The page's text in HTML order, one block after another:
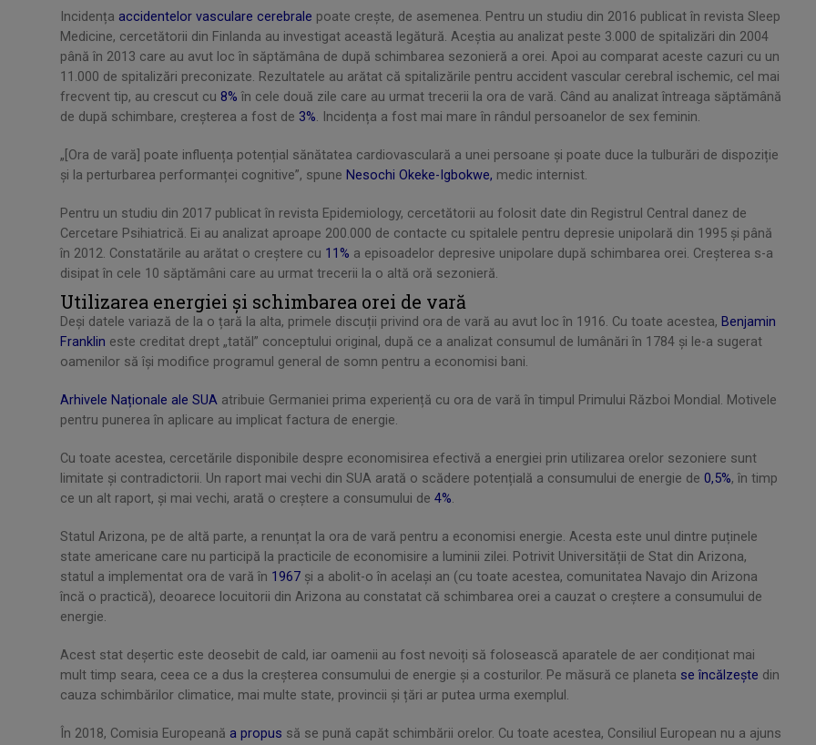
Incidența accidentelor vasculare cerebrale poate crește, de asemenea. Pentru un studiu din 2016 publicat în revista Sleep
Medicine, cercetătorii din Finlanda au investigat această legătură. Aceștia au analizat peste 3.000 de spitalizări din 2004
până în 2013 care au avut loc în săptămâna de după schimbarea sezonieră a orei. Apoi au comparat aceste cazuri cu un
11.000 de spitalizări preconizate. Rezultatele au arătat că spitalizările pentru accident vascular cerebral ischemic, cel mai
frecvent tip, au crescut cu 8% în cele două zile care au urmat trecerii la ora de vară. Când au analizat întreaga săptămână
de după schimbare, creșterea a fost de 3%. Incidența a fost mai mare în rândul persoanelor de sex feminin.
„[Ora de vară] poate influența potențial sănătatea cardiovasculară a unei persoane și poate duce la tulburări de dispoziție
și la perturbarea performanței cognitive”, spune Nesochi Okeke-Igbokwe, medic internist.
Pentru un studiu din 2017 publicat în revista Epidemiology, cercetătorii au folosit date din Registrul Central danez de
Cercetare Psihiatrică. Ei au analizat aproape 200.000 de contacte cu spitalele pentru depresie unipolară din 1995 și până
în 2012. Constatările au arătat o creștere cu 11% a episoadelor depresive unipolare după schimbarea orei. Creșterea s-a
disipat în cele 10 săptămâni care au urmat trecerii la o altă oră sezonieră.
Utilizarea energiei și schimbarea orei de vară
Deși datele variază de la o țară la alta, primele discuții privind ora de vară au avut loc în 1916. Cu toate acestea, Benjamin
Franklin este creditat drept „tatăl” conceptului original, după ce a analizat consumul de lumânări în 1784 și le-a sugerat
oamenilor să își modifice programul general de somn pentru a economisi bani.
Arhivele Naționale ale SUA atribuie Germaniei prima experiență cu ora de vară în timpul Primului Război Mondial. Motivele
pentru punerea în aplicare au implicat factura de energie.
Cu toate acestea, cercetările disponibile despre economisirea efectivă a energiei prin utilizarea orelor sezoniere sunt
limitate și contradictorii. Un raport mai vechi din SUA arată o scădere potențială a consumului de energie de 0,5%, în timp
ce un alt raport, și mai vechi, arată o creștere a consumului de 4%.
Statul Arizona, pe de altă parte, a renunțat la ora de vară pentru a economisi energie. Acesta este unul dintre puținele
state americane care nu participă la practicile de economisire a luminii zilei. Potrivit Universității de Stat din Arizona,
statul a implementat ora de vară în 1967 și a abolit-o în același an (cu toate acestea, comunitatea Navajo din Arizona
încă o practică), deoarece locuitorii din Arizona au constatat că schimbarea orei a cauzat o creștere a consumului de
energie.
Acest stat deșertic este deosebit de cald, iar oamenii au fost nevoiți să folosească aparatele de aer condiționat mai
mult timp seara, ceea ce a dus la creșterea consumului de energie și a costurilor. Pe măsură ce planeta se încălzește din
cauza schimbărilor climatice, mai multe state, provincii și țări ar putea urma exemplul.
În 2018, Comisia Europeană a propus să se pună capăt schimbării orelor. Cu toate acestea, Consiliul European nu a ajuns